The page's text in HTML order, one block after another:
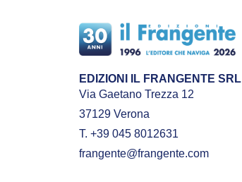
EDIZIONI IL FRANGENTE SRL
Via Gaetano Trezza 12
37129 Verona
T. +39 045 8012631
frangente@frangente.com